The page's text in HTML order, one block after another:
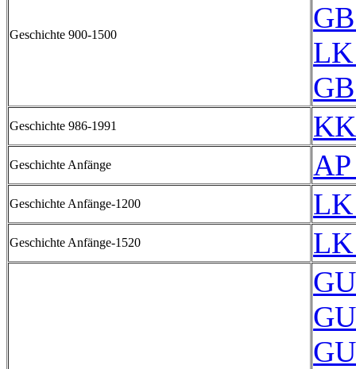
Geschichte 900-1500
LK
Geschichte 986-1991
Geschichte Anfänge
Geschichte Anfänge-1200 LK
Geschichte Anfänge-1520 LK